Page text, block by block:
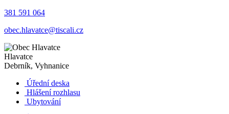
381 591 064
obec.hlavatce@tiscali.cz
Hlavatce
Debrník, Vyhnanice
Úřední deska
Hlášení rozhlasu
Ubytování